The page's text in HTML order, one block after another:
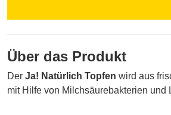
Über das Produkt
Der Ja! Natürlich Topfen wird aus
mit Hilfe von Milchsäurebakterien und